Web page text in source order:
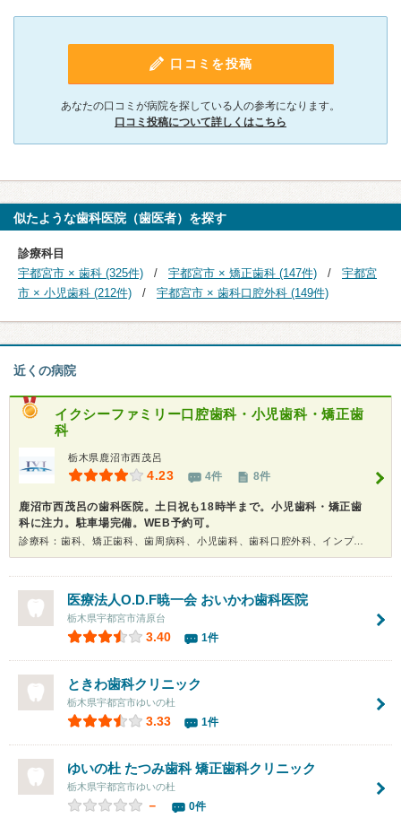
口コミを投稿
あなたの口コミが病院を探している人の参考になります。
口コミ投稿について詳しくはこちら
似たような歯科医院（歯医者）を探す
診療科目
宇都宮市 × 歯科 (325件)
宇都宮市 × 矯正歯科 (147件)
宇都宮
市 × 小児歯科 (212件)
宇都宮市 × 歯科口腔外科 (149件)
近くの病院
イクシーファミリー口腔歯科・小児歯科・矯正歯
科
栃木県鹿沼市西茂呂
4.23 4件 8件
鹿沼市西茂呂の歯科医院。土日祝も18時半まで。小児歯科・矯正歯
科に注力。駐車場完備。WEB予約可。
診療科：歯科、矯正歯科、歯周病科、小児歯科、歯科口腔外科、インプラント、ホワイトニング
医療法人O.D.F暁一会 おいかわ歯科医院
栃木県宇都宮市清原台
3.40 1件
ときわ歯科クリニック
栃木県宇都宮市ゆいの杜
3.33 1件
ゆいの杜 たつみ歯科 矯正歯科クリニック
栃木県宇都宮市ゆいの杜
－ 0件